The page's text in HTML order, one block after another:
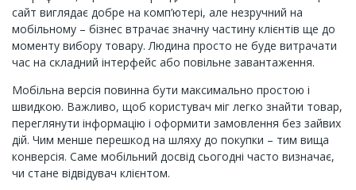
сайт виглядає добре на комп’ютері, але незручний на
мобільному – бізнес втрачає значну частину клієнтів ще до
моменту вибору товару. Людина просто не буде витрачати
час на складний інтерфейс або повільне завантаження.
Мобільна версія повинна бути максимально простою і
швидкою. Важливо, щоб користувач міг легко знайти товар,
переглянути інформацію і оформити замовлення без зайвих
дій. Чим менше перешкод на шляху до покупки – тим вища
конверсія. Саме мобільний досвід сьогодні часто визначає,
чи стане відвідувач клієнтом.